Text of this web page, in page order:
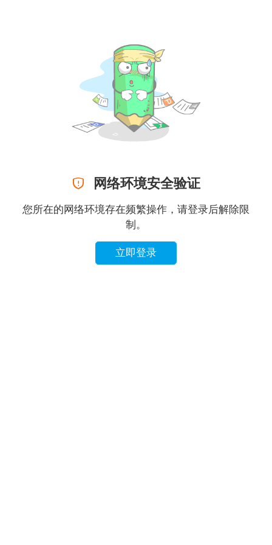
 网络环境安全验证
您所在的网络环境存在频繁操作，请登录后解除限
制。
立即登录